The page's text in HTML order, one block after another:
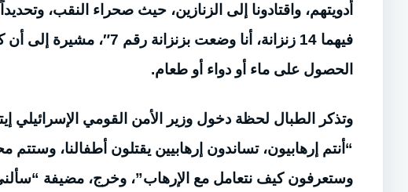
الحصول على ماء أو دواء أو طعام.
وتذكر الطبال لحظة دخول وزير الأمن القومي
“أنتم إرهابيون، تساندون إرهابيين يقتلون أطفالنا،
وستعرفون كيف نتعامل مع الإرهاب”، وخرج، مضيفة